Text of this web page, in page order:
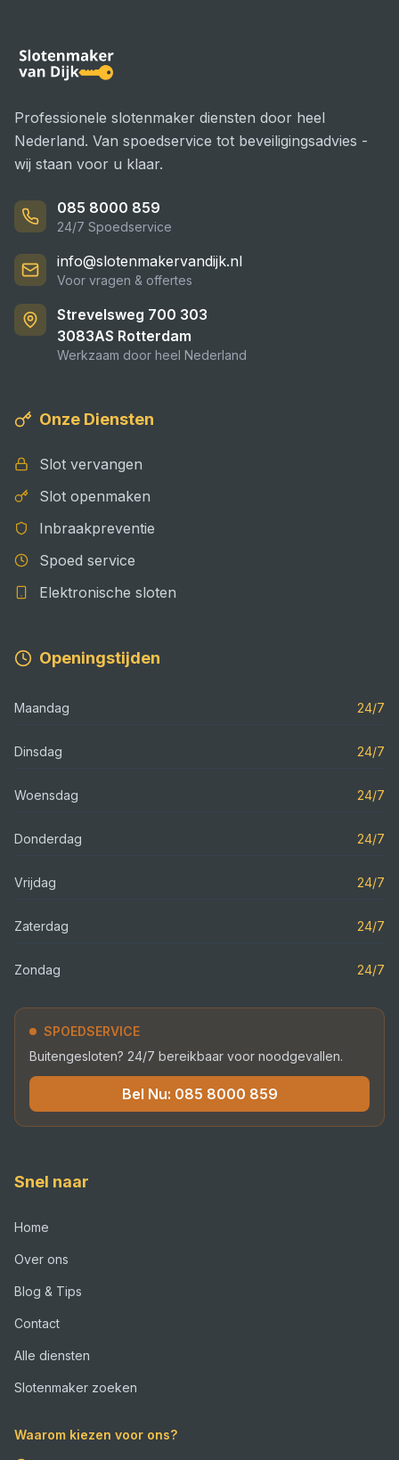
Professionele slotenmaker diensten door heel
Nederland. Van spoedservice tot beveiligingsadvies -
wij staan voor u klaar.
085 8000 859
24/7 Spoedservice
info@slotenmakervandijk.nl
Voor vragen & offertes
Strevelsweg 700 303
3083AS Rotterdam
Werkzaam door heel Nederland
Onze Diensten
Slot vervangen
Slot openmaken
Inbraakpreventie
Spoed service
Elektronische sloten
Openingstijden
Maandag 24/7
Dinsdag 24/7
Woensdag 24/7
Donderdag 24/7
Vrijdag 24/7
Zaterdag 24/7
Zondag 24/7
SPOEDSERVICE
Buitengesloten? 24/7 bereikbaar voor noodgevallen.
Bel Nu: 085 8000 859
Snel naar
Home
Over ons
Blog & Tips
Contact
Alle diensten
Slotenmaker zoeken
Waarom kiezen voor ons?